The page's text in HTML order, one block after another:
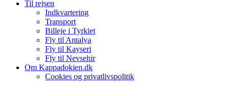
Til rejsen
Indkvartering
Transport
Billeje i Tyrkiet
Fly til Antalya
Fly til Kayseri
Fly til Nevsehir
Om Kappadokien.dk
Cookies og privatlivspolitik